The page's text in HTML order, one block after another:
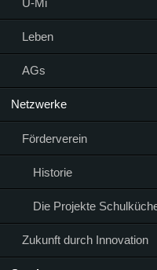
Leben
AGs
Netzwerke
Förderverein
Historie
Die Projekte
Zukunft durch Innovation